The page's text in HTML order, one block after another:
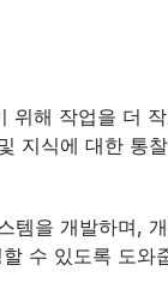
위해 작업을 더
지식에 대한 통
을 개발하며,
수 있도록 도와